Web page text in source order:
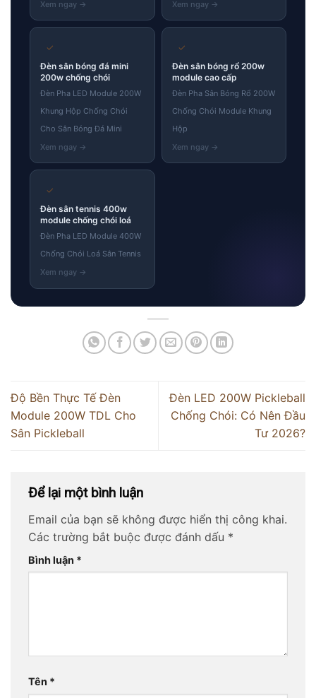
✓
Đèn sân bóng đá mini
200w chống chói
Đèn Pha LED Module 200W
Khung Hộp Chống Chói
Cho Sân Bóng Đá Mini
✓
Đèn sân bóng rổ 200w
module cao cấp
Đèn Pha Sân Bóng Rổ 200W
Chống Chói Module Khung
Hộp
✓
Đèn sân tennis 400w
module chống chói loá
Đèn Pha LED Module 400W
Chống Chói Loá Sân Tennis
Độ Bền Thực Tế Đèn
Module 200W TDL Cho
Sân Pickleball
Đèn LED 200W Pickleball
Chống Chói: Có Nên Đầu
Tư 2026?
Để lại một bình luận
Email của bạn sẽ không được hiển thị công khai.
Các trường bắt buộc được đánh dấu *
Bình luận *
Tên *